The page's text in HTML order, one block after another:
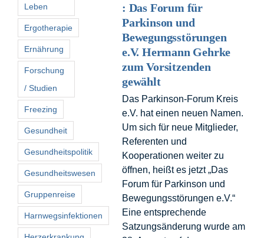
: Das Forum für
Parkinson und
Bewegungsstörungen
e.V. Hermann Gehrke
zum Vorsitzenden
gewählt
Das Parkinson-Forum Kreis
e.V. hat einen neuen Namen.
Um sich für neue Mitglieder,
Referenten und
Kooperationen weiter zu
öffnen, heißt es jetzt „Das
Forum für Parkinson und
Bewegungsstörungen e.V.“
Eine entsprechende
Satzungsänderung wurde am
Leben
Ergotherapie
Ernährung
Forschung
/ Studien
Freezing
Gesundheit
Gesundheitspolitik
Gesundheitswesen
Gruppenreise
Harnwegsinfektionen